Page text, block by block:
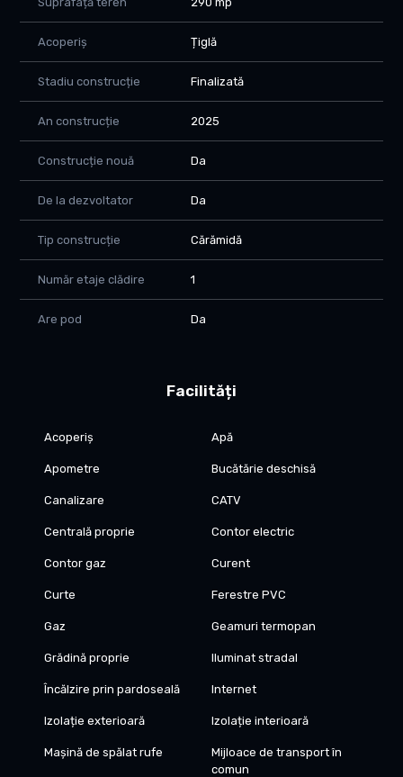
Acoperiș Țiglă
Stadiu construcție Finalizată
An construcție 2025
Construcție nouă Da
De la dezvoltator Da
Tip construcție Cărămidă
Număr etaje clădire 1
Are pod Da
Facilități
Acoperiș Apă
Apometre Bucătărie deschisă
Canalizare CATV
Centrală proprie Contor electric
Contor gaz Curent
Curte Ferestre PVC
Gaz Geamuri termopan
Grădină proprie Iluminat stradal
Încălzire prin pardoseală Internet
Izolație exterioară Izolație interioară
Mașină de spălat rufe
Mijloace de transport în
comun